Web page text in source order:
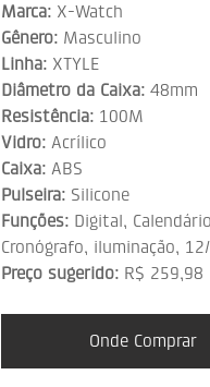
Marca: X-Watch
Gênero: Masculino
Linha: XTYLE
Diâmetro da Caixa: 48mm
Resistência: 100M
Vidro: Acrílico
Caixa: ABS
Pulseira: Silicone
Funções: Digital,
Cronógrafo, iluminação,
Preço sugerido: R$ 259,98
Onde Comprar